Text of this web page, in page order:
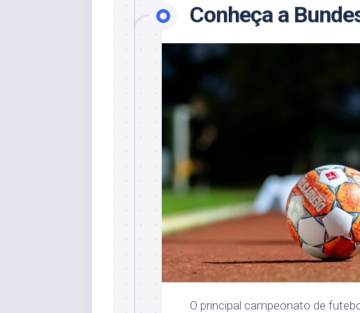
Conheça a
O principal campeonato de